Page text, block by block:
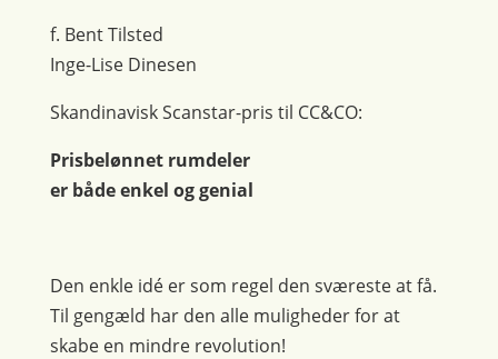
f. Bent Tilsted
Inge-Lise Dinesen
Skandinavisk Scanstar-pris til CC&CO:
Prisbelønnet rumdeler
er både enkel og genial
Den enkle idé er som regel den sværeste at få.
Til gengæld har den alle muligheder for at
skabe en mindre revolution!